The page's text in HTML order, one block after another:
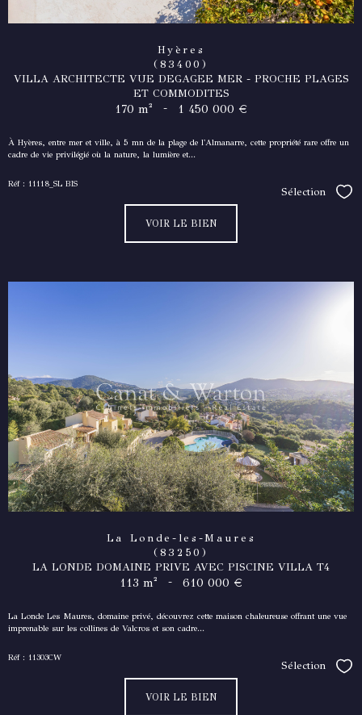
Hyères
(83400)
VILLA ARCHITECTE VUE DEGAGEE MER - PROCHE PLAGES
ET COMMODITES
170 m² - 1 450 000 €
À Hyères, entre mer et ville, à 5 mn de la plage de l'Almanarre, cette propriété rare offre un
cadre de vie privilégié où la nature, la lumière et...
Réf : 11118_SL BIS
Sélection
VOIR LE BIEN
La Londe-les-Maures
(83250)
LA LONDE DOMAINE PRIVE AVEC PISCINE VILLA T4
113 m² - 610 000 €
La Londe Les Maures, domaine privé, découvrez cette maison chaleureuse offrant une vue
imprenable sur les collines de Valcros et son cadre...
Réf : 11303CW
Sélection
VOIR LE BIEN